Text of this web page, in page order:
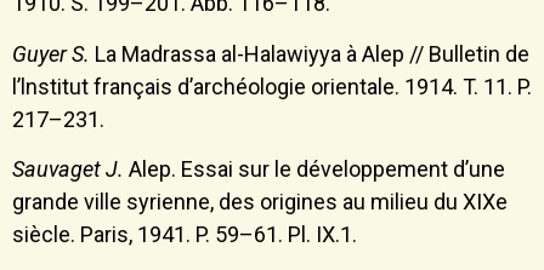
Guyer S. La Madrassa al-Halawiyya à Alep // Bulletin de
l’lnstitut français d’archéologie orientale. 1914. T. 11. P.
217–231.
Sauvaget J. Alep. Essai sur le développement d’une
grande ville syrienne, des origines au milieu du XIXe
siècle. Paris, 1941. P. 59–61. Pl. IX.1.